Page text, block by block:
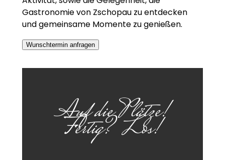
Gastronomie von Zschopau zu entdecken
und gemeinsame Momente zu genießen.
Wunschtermin anfragen
Auf die Plätze!
Fertig? Los!